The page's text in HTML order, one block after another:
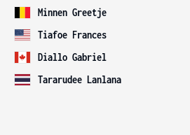
Minnen Greetje
Tiafoe Frances
Diallo Gabriel
Tararudee Lanlana